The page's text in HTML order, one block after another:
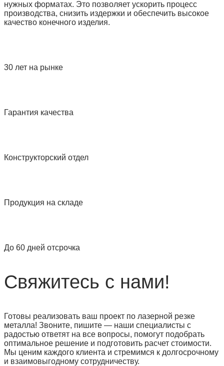
нужных форматах. Это позволяет ускорить процесс
производства, снизить издержки и обеспечить высокое
качество конечного изделия.
30 лет на рынке
Гарантия качества
Конструкторский отдел
Продукция на складе
До 60 дней отсрочка
Свяжитесь с нами!
Готовы реализовать ваш проект по лазерной резке
металла! Звоните, пишите — наши специалисты с
радостью ответят на все вопросы, помогут подобрать
оптимальное решение и подготовить расчет стоимости.
Мы ценим каждого клиента и стремимся к долгосрочному
и взаимовыгодному сотрудничеству.